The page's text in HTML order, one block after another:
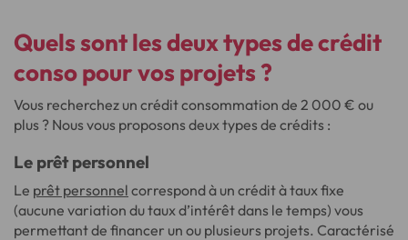
Quels sont les deux types de crédit
conso pour vos projets ?
Vous recherchez un crédit consommation de 2 000 € ou
plus ? Nous vous proposons deux types de crédits :
Le prêt personnel
Le prêt personnel correspond à un crédit à taux fixe
(aucune variation du taux d’intérêt dans le temps) vous
permettant de financer un ou plusieurs projets. Caractérisé